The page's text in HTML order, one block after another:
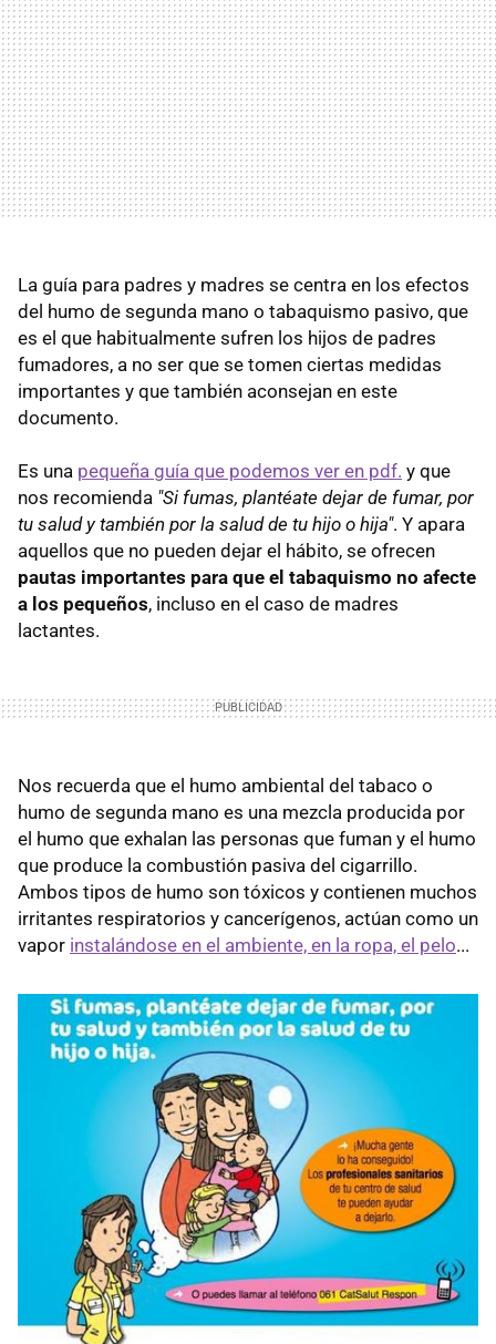
La guía para padres y madres se centra en los efectos
del humo de segunda mano o tabaquismo pasivo, que
es el que habitualmente sufren los hijos de padres
fumadores, a no ser que se tomen ciertas medidas
importantes y que también aconsejan en este
documento.
Es una pequeña guía que podemos ver en pdf. y que
nos recomienda "Si fumas, plantéate dejar de fumar, por
tu salud y también por la salud de tu hijo o hija". Y apara
aquellos que no pueden dejar el hábito, se ofrecen
pautas importantes para que el tabaquismo no afecte
a los pequeños, incluso en el caso de madres
lactantes.
Nos recuerda que el humo ambiental del tabaco o
humo de segunda mano es una mezcla producida por
el humo que exhalan las personas que fuman y el humo
que produce la combustión pasiva del cigarrillo.
Ambos tipos de humo son tóxicos y contienen muchos
irritantes respiratorios y cancerígenos, actúan como un
vapor instalándose en el ambiente, en la ropa, el pelo...